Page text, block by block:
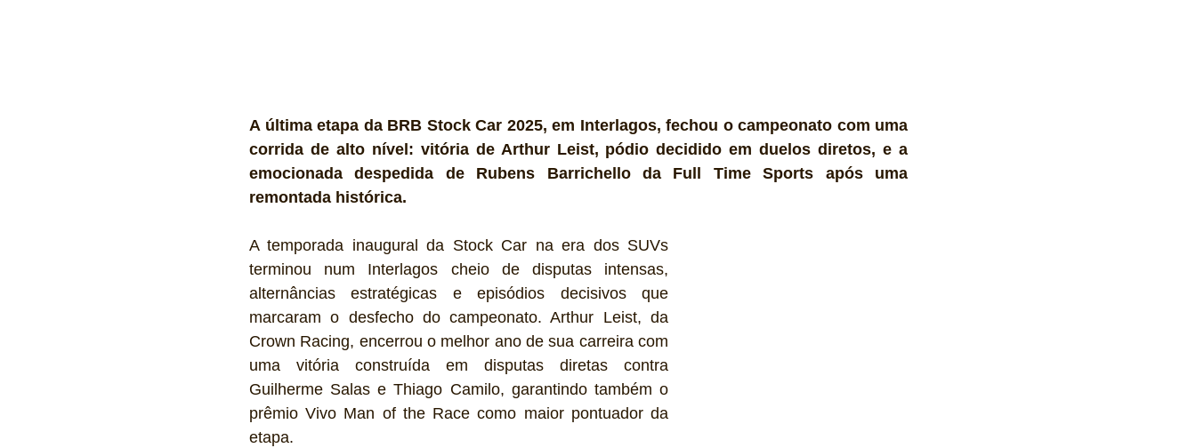
A última etapa da BRB Stock Car 2025, em Interlagos, fechou o campeonato com uma
corrida de alto nível: vitória de Arthur Leist, pódio decidido em duelos diretos, e a
emocionada despedida de Rubens Barrichello da Full Time Sports após uma
remontada histórica.
A temporada inaugural da Stock Car na era dos SUVs
terminou num Interlagos cheio de disputas intensas,
alternâncias estratégicas e episódios decisivos que
marcaram o desfecho do campeonato. Arthur Leist, da
Crown Racing, encerrou o melhor ano de sua carreira com
uma vitória construída em disputas diretas contra
Guilherme Salas e Thiago Camilo, garantindo também o
prêmio Vivo Man of the Race como maior pontuador da
etapa.